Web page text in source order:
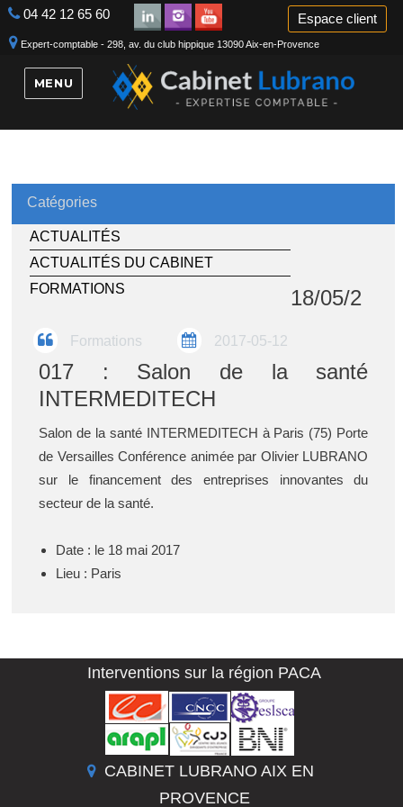
04 42 12 65 60
Expert-comptable - 298, av. du club hippique 13090 Aix-en-Provence
Espace client
MENU
Catégories
ACTUALITÉS
ACTUALITÉS DU CABINET
FORMATIONS
Formations 2017-05-12
18/05/2
017 : Salon de la santé
INTERMEDITECH
Salon de la santé INTERMEDITECH à Paris (75) Porte
de Versailles Conférence animée par Olivier LUBRANO
sur le financement des entreprises innovantes du
secteur de la santé.
Date : le 18 mai 2017
Lieu : Paris
Interventions sur la région PACA
CABINET LUBRANO AIX EN
PROVENCE